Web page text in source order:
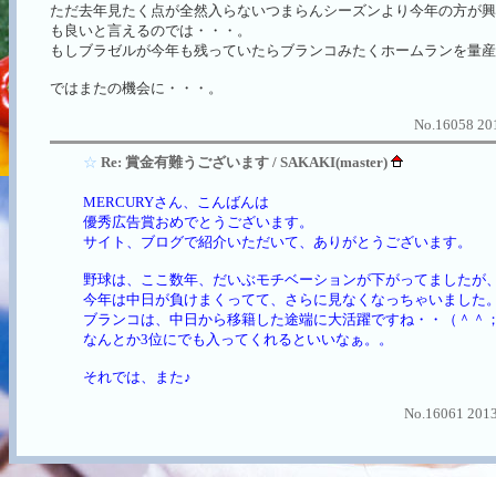
ただ去年見たく点が全然入らないつまらんシーズンより今年の方が
も良いと言えるのでは・・・。
もしブラゼルが今年も残っていたらブランコみたくホームランを量
ではまたの機会に・・・。
No.16058
☆ Re: 賞金有難うございます / SAKAKI(master)
MERCURYさん、こんばんは
優秀広告賞おめでとうございます。
サイト、ブログで紹介いただいて、ありがとうございます。
野球は、ここ数年、だいぶモチベーションが下がってましたが
今年は中日が負けまくってて、さらに見なくなっちゃいました
ブランコは、中日から移籍した途端に大活躍ですね・・（＾＾
なんとか3位にでも入ってくれるといいなぁ。。
それでは、また♪
No.16061